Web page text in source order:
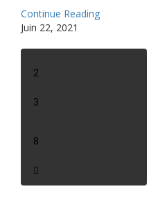
Continue Reading
Juin 22, 2021
Pagination
des
publications
1
2
3
8